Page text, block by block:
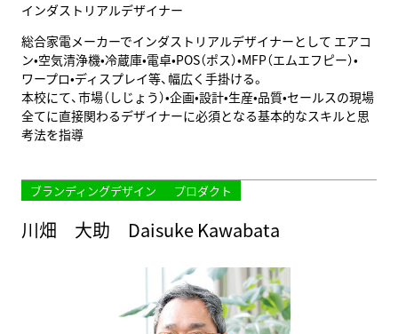
インダストリアルデザイナー
総合家電メーカーでインダストリアルデザイナーとして エアコ
ン•空気清浄機•冷蔵庫•電卓•POS（ポス）•MFP（エムエフピー）•
ワープロ•ディスプレイ等、幅広く手掛ける。
本校にて、市場（しじょう）•企画•設計•生産•品質•セールスの現場
全てに直接関わるデザイナーに必須となる基本的なスキルと思
考法を指導
ブランディングデザイン プロダクト
川畑 大助 Daisuke Kawabata